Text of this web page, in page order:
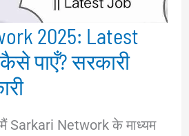
2025: Latest
पाएँ? सरकारी
Sarkari Network के माध्यम